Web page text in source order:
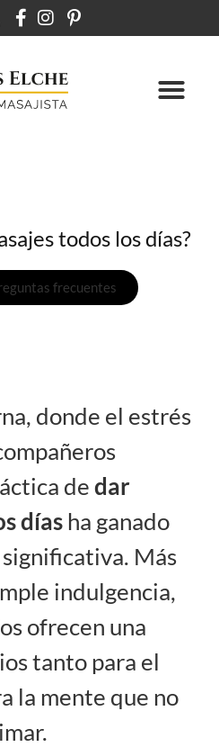
todos los días?
frecuentes
donde el estrés
dedar
días ha ganado
Más
indulgencia,
ofrecen una
tanto para el
la mente que no